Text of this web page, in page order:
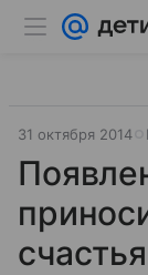
31 октября 2014
счастья